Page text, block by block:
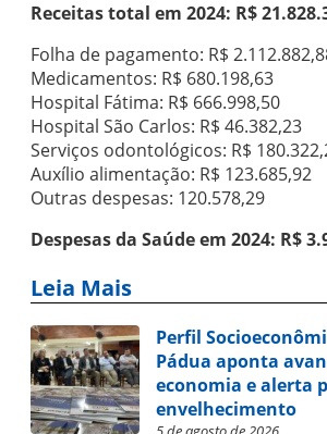
Receitas total em 2024: R$
Folha de pagamento: R$
Medicamentos: R$ 680.198,63
Hospital Fátima: R$ 666.998,50
Hospital São Carlos: R$ 46.382,23
Serviços odontológicos: R$
Auxílio alimentação: R$ 123.685,92
Outras despesas: 120.578,29
Despesas da Saúde em 2024: R$
Leia Mais
Perfil
Pádua aponta
economia e alerta
envelhecimento